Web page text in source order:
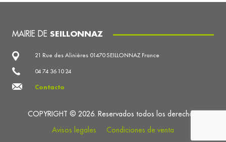
MAIRIE DE SEILLONNAZ
21 Rue des Alinières 01470 SEILLONNAZ France
04 74 36 10 24
Contacto
COPYRIGHT © 2026. Reservados todos los derechos.
Avisos legales
Condiciones de venta